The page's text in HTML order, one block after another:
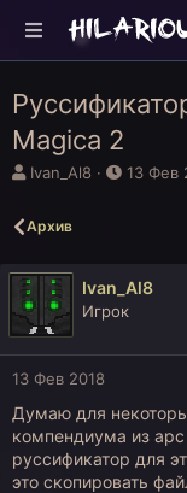
Magica 2
А
о
т
е
м
Ivan_Al8
Д
а
а
13 Фев
Архив
Ivan_Al8
Игрок
13 Фев 2018
Думаю для
компендиума из
руссификатор для
это скопировать